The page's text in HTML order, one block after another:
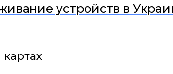
устройств в